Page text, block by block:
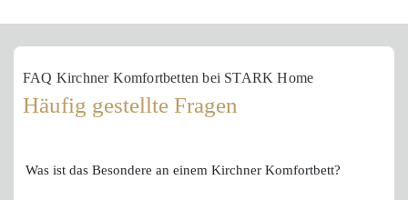
FAQ Kirchner Komfortbetten bei STARK Home
Häufig gestellte Fragen
Was ist das Besondere an einem Kirchner Komfortbett?